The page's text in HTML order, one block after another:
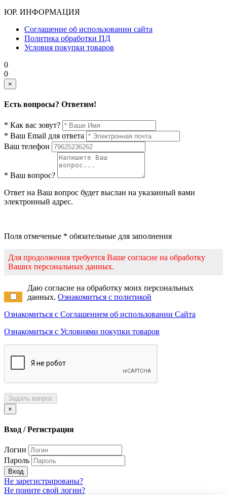
ЮР. ИНФОРМАЦИЯ
Соглашение об использовании сайта
Политика обработки ПД
Условия покупки товаров
0
0
×
Есть вопросы? Ответим!
* Как вас зовут?
* Ваш Email для ответа
Ваш телефон
* Ваш вопрос?
Ответ на Ваш вопрос будет выслан на указанный вами
электронный адрес.
Поля отмеченые * обязательные для заполнения
Для продолжения требуется Ваше согласие на обработку
Ваших персональных данных.
Даю согласие на обработку моих персональных
данных. Ознакомиться с политикой
Ознакомиться с Соглашением об использовании Сайта
Ознакомиться с Условиями покупки товаров
Задать вопрос
×
Вход / Регистрация
Логин
Пароль
Вход
Не зарегистрированы?
Не поните свой логин?